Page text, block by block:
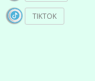
TIKTOK